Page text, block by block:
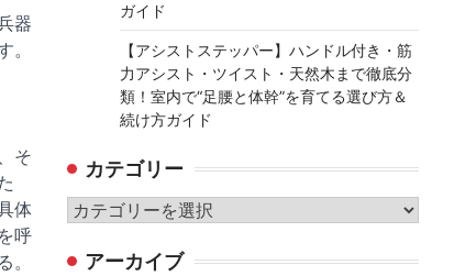
器
そ
体
呼
ガイド
【アシストステッパー】ハンドル付き・筋
力アシスト・ツイスト・天然木まで徹底分
類！室内で“足腰と体幹”を育てる選び方＆
続け方ガイド
カテゴリー
カ
ゴ アーカイブ